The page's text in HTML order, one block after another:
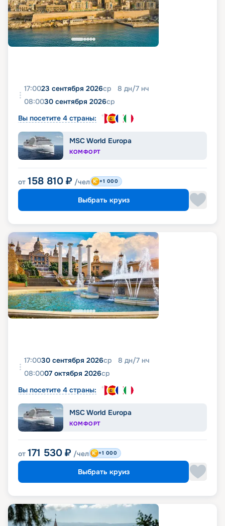
17:0023 сентября 2026ср 8 дн/7 нч
08:0030 сентября 2026ср
Вы посетите 4 страны:
MSC World Europa
КОМФОРТ
от 158 810 ₽ /чел +1 000
Выбрать круиз
17:0030 сентября 2026ср 8 дн/7 нч
08:0007 октября 2026ср
Вы посетите 4 страны:
MSC World Europa
КОМФОРТ
от 171 530 ₽ /чел +1 000
Выбрать круиз